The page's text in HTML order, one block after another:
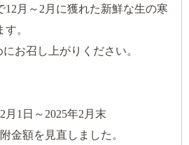
月～2月に獲れた新鮮な生の寒
。
お召し上がりください。
1日～2025年2月末
金額を見直しました。